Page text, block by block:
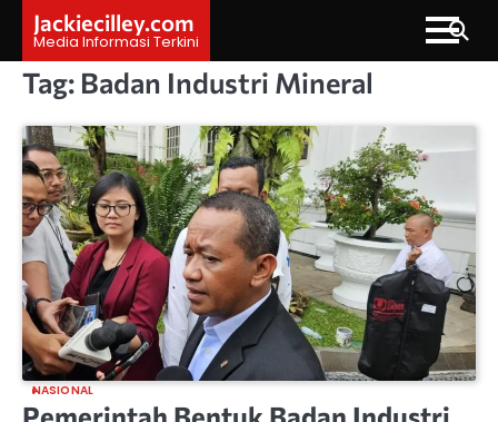
content
Jackiecilley.com
Media Informasi Terkini
Tag: Badan Industri Mineral
NASIONAL